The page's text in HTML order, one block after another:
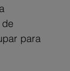
para